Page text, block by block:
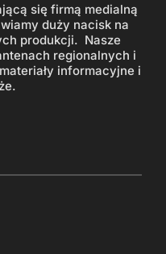
się firmą medialną
duży nacisk na
produkcji. Nasze
regionalnych i
informacyjne i